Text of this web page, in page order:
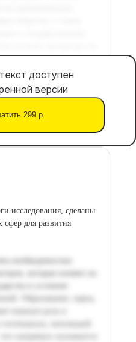
доступен
версии
299 р.
исследования, сделаны
для развития